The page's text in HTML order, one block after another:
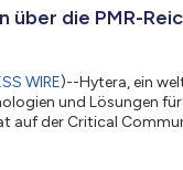
über die PMR-
WIRE)--Hytera, ein
und Lösungen
auf der Critical